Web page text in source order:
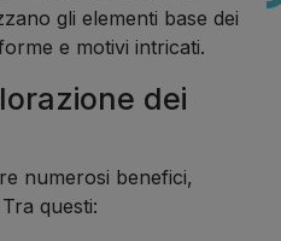
gli elementi base dei
e motivi intricati.
dei
numerosi benefici,
questi: